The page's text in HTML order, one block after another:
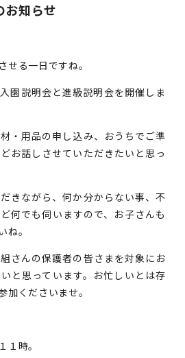
お知らせ
せる一日ですね。
園説明会と進級説明会を開催しま
・用品の申し込み、おうちでご準
お話しさせていただきたいと思っ
きながら、何か分からない事、不
何でも伺いますので、お子さんも
ね。
さんの保護者の皆さまを対象にお
と思っています。お忙しいとは存
加くださいませ。
１時。